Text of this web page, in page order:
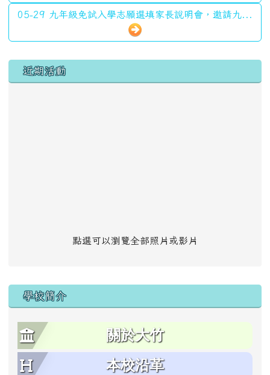
05-29 九年級免試入學志願選填家長說明會，邀請九...
左邊區域內容
近期活動
點選可以瀏覽全部照片或影片
學校簡介
關於大竹
本校沿革